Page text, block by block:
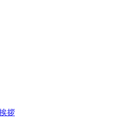
拶